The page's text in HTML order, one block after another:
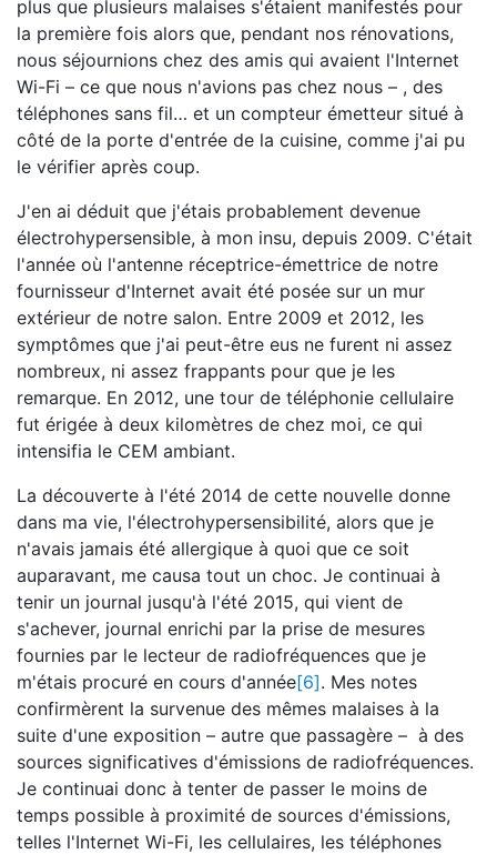
plus que plusieurs malaises s'étaient manifestés pour
la première fois alors que, pendant nos rénovations,
nous séjournions chez des amis qui avaient l'Internet
Wi-Fi – ce que nous n'avions pas chez nous – , des
téléphones sans fil… et un compteur émetteur situé à
côté de la porte d'entrée de la cuisine, comme j'ai pu
le vérifier après coup.
J'en ai déduit que j'étais probablement devenue
électrohypersensible, à mon insu, depuis 2009. C'était
l'année où l'antenne réceptrice-émettrice de notre
fournisseur d'Internet avait été posée sur un mur
extérieur de notre salon. Entre 2009 et 2012, les
symptômes que j'ai peut-être eus ne furent ni assez
nombreux, ni assez frappants pour que je les
remarque. En 2012, une tour de téléphonie cellulaire
fut érigée à deux kilomètres de chez moi, ce qui
intensifia le CEM ambiant.
La découverte à l'été 2014 de cette nouvelle donne
dans ma vie, l'électrohypersensibilité, alors que je
n'avais jamais été allergique à quoi que ce soit
auparavant, me causa tout un choc. Je continuai à
tenir un journal jusqu'à l'été 2015, qui vient de
s'achever, journal enrichi par la prise de mesures
fournies par le lecteur de radiofréquences que je
m'étais procuré en cours d'année[6]. Mes notes
confirmèrent la survenue des mêmes malaises à la
suite d'une exposition – autre que passagère – à des
sources significatives d'émissions de radiofréquences.
Je continuai donc à tenter de passer le moins de
temps possible à proximité de sources d'émissions,
telles l'Internet Wi-Fi, les cellulaires, les téléphones